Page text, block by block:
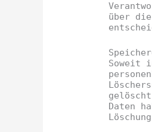
über
Soweit
Daten